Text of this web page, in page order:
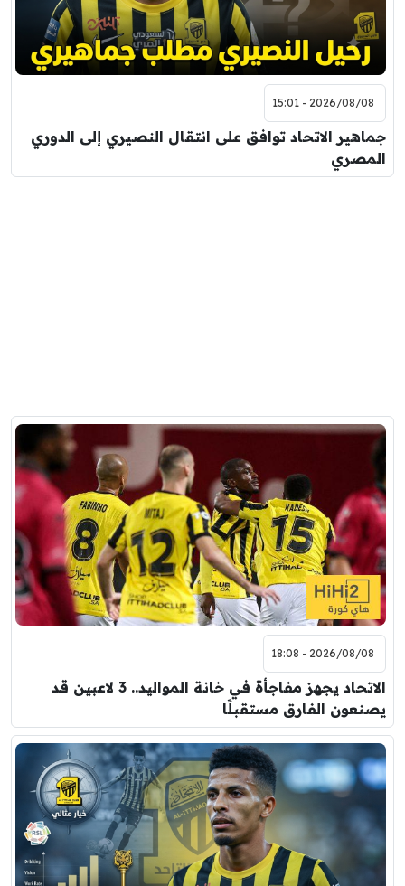
2026/08/08 - 15:01
جماهير الاتحاد توافق على انتقال النصيري إلى الدوري
المصري
2026/08/08 - 18:08
الاتحاد يجهز مفاجأة في خانة المواليد.. 3 لاعبين قد
يصنعون الفارق مستقبلًا